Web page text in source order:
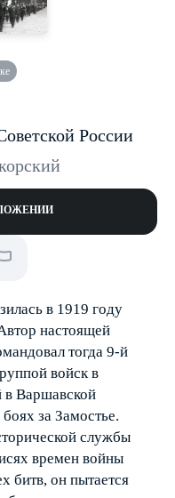
России
в 1919 году
настоящей
тогда 9-й
войск в
в Варшавской
за Замостье.
службы
времен войны
битв, он пытается